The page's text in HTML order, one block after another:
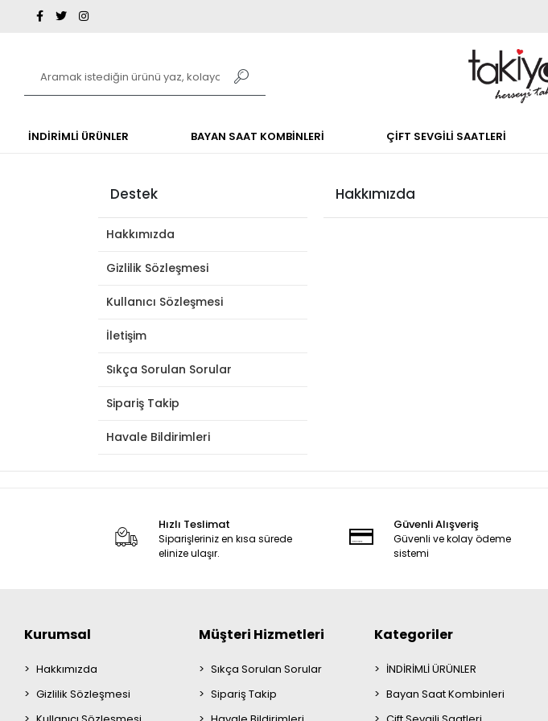
İNDİRİMLİ ÜRÜNLER BAYAN SAAT KOMBİNLERİ ÇİFT SEVGİLİ SAATLERİ
Destek
Hakkımızda
Gizlilik Sözleşmesi
Kullanıcı Sözleşmesi
İletişim
Sıkça Sorulan Sorular
Sipariş Takip
Havale Bildirimleri
Hakkımızda
Hızlı Teslimat
Siparişleriniz en kısa sürede
elinize ulaşır.
Güvenli Alışveriş
Güvenli ve kolay ödeme
sistemi
Kurumsal
Hakkımızda
Gizlilik Sözleşmesi
Müşteri Hizmetleri
Sıkça Sorulan Sorular
Sipariş Takip
Kategoriler
İNDİRİMLİ ÜRÜNLER
Bayan Saat Kombinleri